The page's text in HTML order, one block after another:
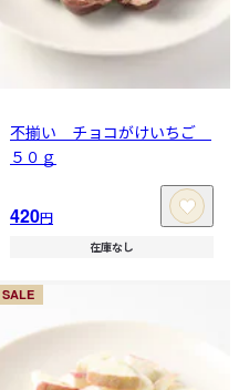
不揃い チョコがけいちご
５０ｇ
420円
在庫なし
SALE